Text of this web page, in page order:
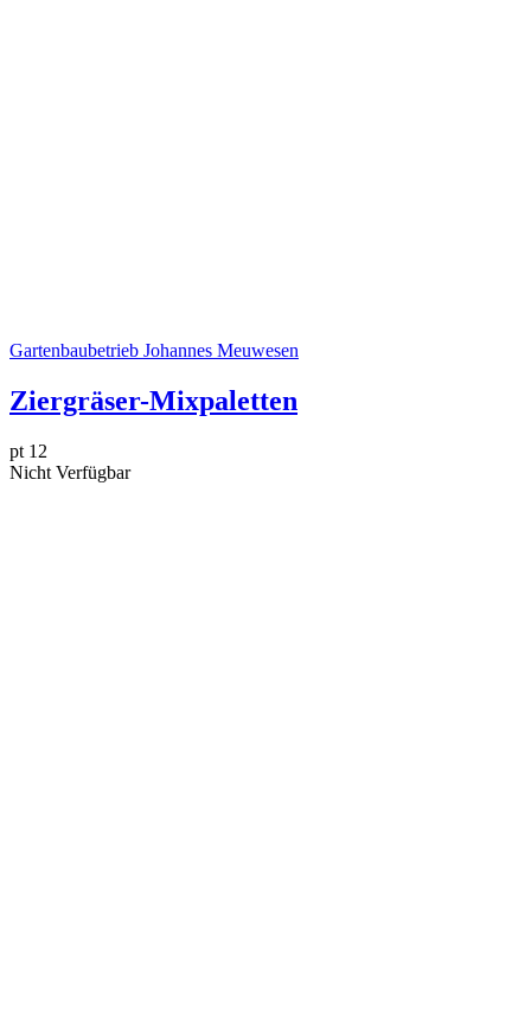
Gartenbaubetrieb Johannes Meuwesen
Ziergräser-Mixpaletten
pt 12
Nicht Verfügbar